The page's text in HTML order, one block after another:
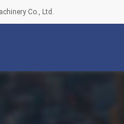
Co., Ltd.